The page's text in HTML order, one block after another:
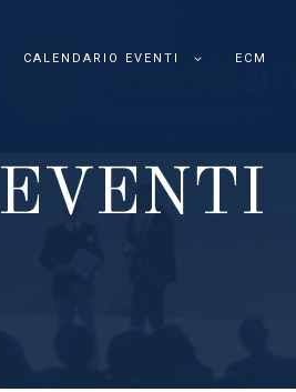
CALENDARIO EVENTI ECM
E V ENTI